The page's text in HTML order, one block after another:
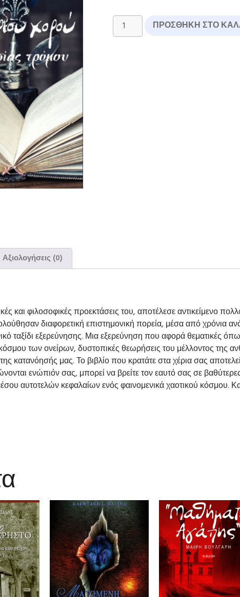
ΠΡΟΣΘΉΚΗ ΣΤΟ
Αξιολογήσεις (0)
και φιλοσοφικές προεκτάσεις του, αποτέλεσε αντικείμενο
διαφορετική επιστημονική πορεία, μέσα από χρόνια
ταξίδι εξερεύνησης. Μια εξερεύνηση που αφορά θεμα­τικές
των ονείρων, δυστοπικές θεωρήσεις του μέλλοντος της
κατανόησής μας. Το βιβλίο που κρατάτε στα χέρια σας
ενώπιόν σας, μπορεί να βρείτε τον εαυ­τό σας σε
αυτοτελών κεφαλαίων ενός φαινομενικά χαοτικού